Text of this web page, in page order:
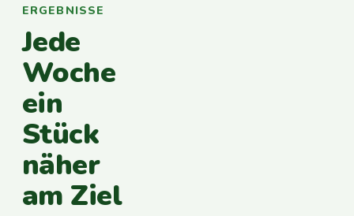
ERGEBNISSE
Jede
Woche
ein
Stück
näher
am Ziel